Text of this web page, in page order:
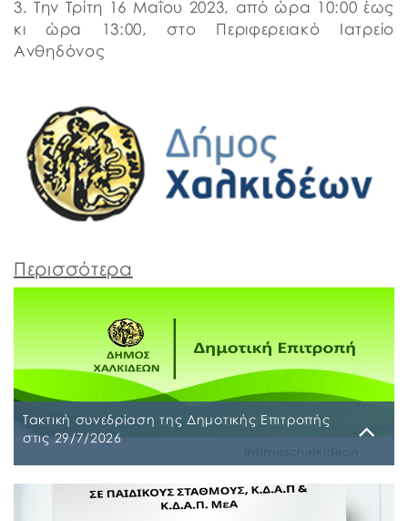
3. Την Τρίτη 16 Μαΐου 2023, από ώρα 10:00 έως
κι ώρα 13:00, στο Περιφερειακό Ιατρείο
Ανθηδόνος
Περισσότερα
Τακτική συνεδρίαση της Δημοτικής Επιτροπής
στις 29/7/2026
Τακτική συνεδρίαση της Δημοτικής Επιτροπής θα